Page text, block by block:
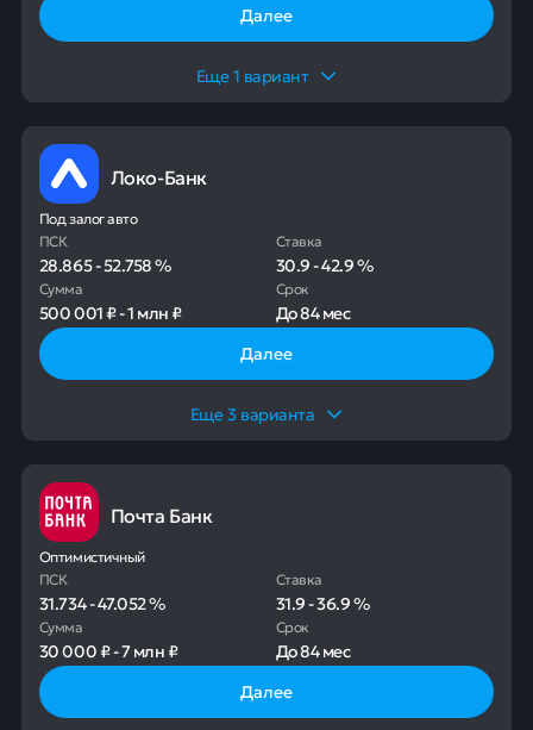
Далее
Еще1 вариант
Локо-Банк
Под залог авто
ПСК
28.865-52.758%
Ставка
30.9-42.9%
Сумма
500 001 ₽-1 млн ₽
Срок
До84 мес
Далее
Еще3 варианта
Почта Банк
Оптимистичный
ПСК
31.734-47.052%
Ставка
31.9-36.9%
Сумма
30 000 ₽-7 млн ₽
Срок
До84 мес
Далее